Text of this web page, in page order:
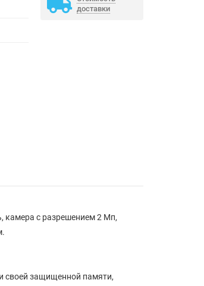
доставки
камера с разрешением 2 Мп,
своей защищенной памяти,